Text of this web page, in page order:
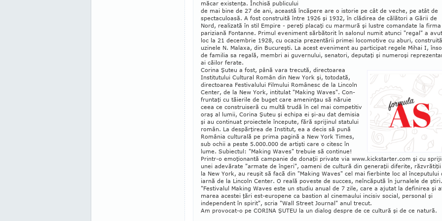
măcar existenţa. Închisă publicului
de mai bine de 27 de ani, această încăpere are o istorie pe cât de veche, pe atât de
spectaculoasă. A fost construită între 1926 şi 1932, în clădirea de călători a Gării de
Nord, realizată în stil Empire - pereţi placaţi cu mar­mură şi lustre comandate la firma
pariziană Fontanne. Primul eveniment sărbătorit în salonul numit atunci "regal" a avut
loc la 21 decembrie 1928, cu ocazia prezentării primei locomotive cu aburi,
uzinele N. Malaxa, din Bucureşti. La acest eveniment au participat regele Mihai I,
de familia sa rega­lă, membri ai guvernului, se­natori, deputaţi şi nu­meroşi
ai căilor ferate.
Corina Şuteu a fost, până vara trecută, direc­toa­rea
Institutului Cultural Român din New York şi, totodată,
directoarea Festivalului Filmului Ro­mâ­nesc de la Lincoln
Center, de la New York, intitulat "Making Waves". Con­
frun­taţi cu tăierile de buget care ameninţau să năruie
ceea ce cons­truiseră cu multă trudă în cel mai competitiv
oraş al lumii, Corina Şuteu şi echipa ei şi-au dat demisia
şi au continuat proiectele începute, fără sprijinul statului
român. La despărţirea de Institut, ea a decis să pună
România culturală pe prima pagină a New York Times,
sub o­chii a peste 5.000.000 de artişti care o citesc în
lume. Subiectul: "Making Waves" trebuie să continue!
Printr-o emo­ţio­nan­tă campanie de donaţii private via www.kickstarter.com şi cu
unei ade­vărate "ar­ma­te de îngeri", oameni de cultură din generaţii dife­rite, răzvrătiţii
la New York, au reuşit să facă din "Making Waves" cel mai fierbinte loc al începutului
iarnă de la Lincoln Cen­ter. O reală poveste de suc­ces, neîncăpută în jurnalele de ştiri.
"Festivalul Making Waves este un studiu anual de 7 zile, care a aju­tat la definirea şi
marea acestei ţări est-euro­pene ca bastion al cine­ma­ului incisiv so­cial, personal şi
independent în spirit", scria "Wall Street Journal" anul trecut.
Am provocat-o pe CORINA ŞUTEU la un dialog des­pre de ce cultură şi de ce natură.